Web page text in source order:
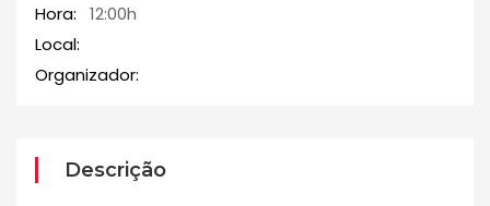
Hora:
12:00h
Local:
Organizador:
Descrição